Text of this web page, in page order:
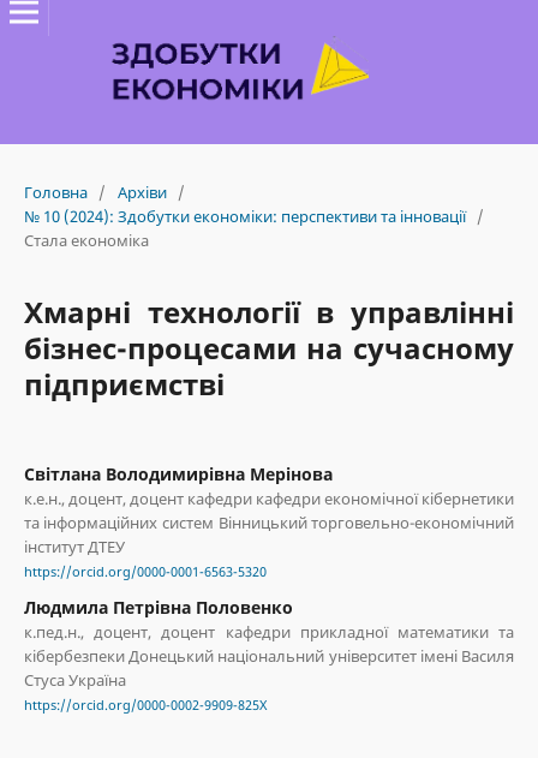
Головна / Архіви /
№ 10 (2024): Здобутки економіки: перспективи та інновації /
Стала економіка
Хмарні технології в управлінні
бізнес-процесами на сучасному
підприємстві
Світлана Володимирівна Мерінова
к.е.н., доцент, доцент кафедри кафедри економічної кібернетики
та інформаційних систем Вінницький торговельно-економічний
інститут ДТЕУ
https://orcid.org/0000-0001-6563-5320
Людмила Петрівна Половенко
к.пед.н., доцент, доцент кафедри прикладної математики та
кібербезпеки Донецький національний університет імені Василя
Стуса Україна
https://orcid.org/0000-0002-9909-825X